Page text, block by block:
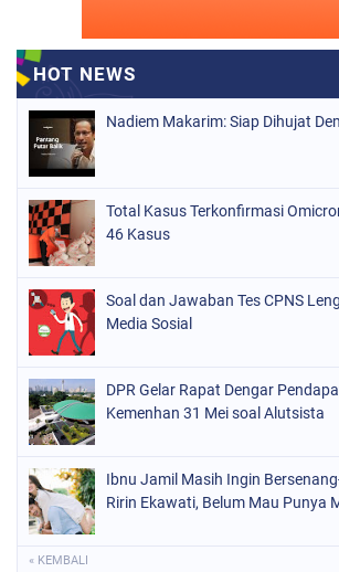
Nadiem Makarim: Siap Dihujat
Total Kasus Terkonfirmasi
46 Kasus
Soal dan Jawaban Tes CPNS
Media Sosial
DPR Gelar Rapat Dengar
Kemenhan 31 Mei soal Alutsista
Ibnu Jamil Masih Ingin
Ririn Ekawati, Belum Mau Punya
« KEMBALI